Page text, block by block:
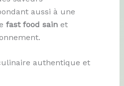
aussi à une
fast food sainet
authentique et